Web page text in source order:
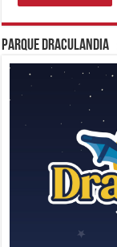
Parque Draculandia